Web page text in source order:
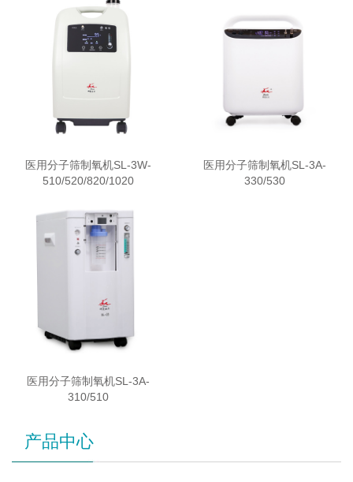
医用分子筛制氧机SL-3W-
510/520/820/1020
医用分子筛制氧机SL-3A-
330/530
医用分子筛制氧机SL-3A-
310/510
产品中心